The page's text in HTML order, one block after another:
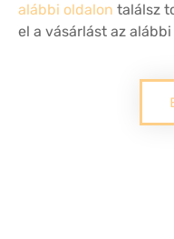
alábbi oldalon találsz
el a vásárlást az